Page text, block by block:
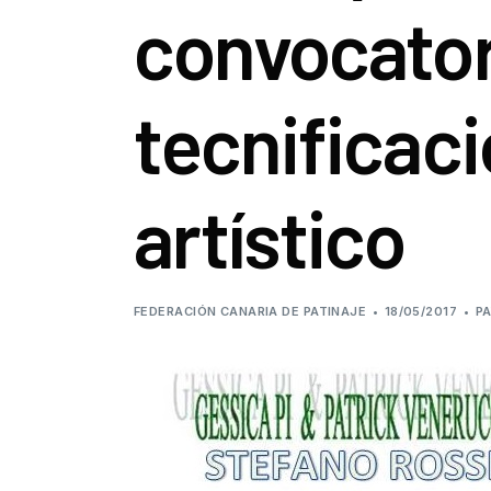
artístico
FEDERACIÓN CANARIA DE PATINAJE 18/05/2017